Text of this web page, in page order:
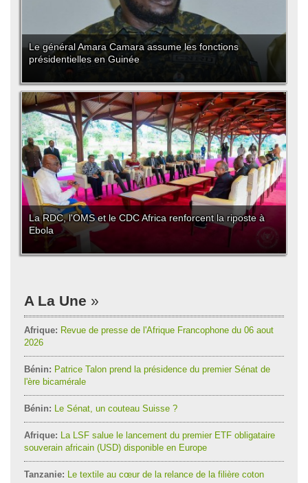
Le général Amara Camara assume les fonctions
présidentielles en Guinée
La RDC, l'OMS et le CDC Africa renforcent la riposte à
Ebola
A La Une
Afrique: Revue de presse de l'Afrique Francophone du 06 aout
2026
Bénin: Patrice Talon prend la présidence du premier Sénat de
l'ère bicamérale
Bénin: Le Sénat, un couteau Suisse ?
Afrique: La LSF salue le lancement du premier ETF obligataire
souverain africain (USD) disponible en Europe
Tanzanie: Le textile au cœur de la relance de la filière coton